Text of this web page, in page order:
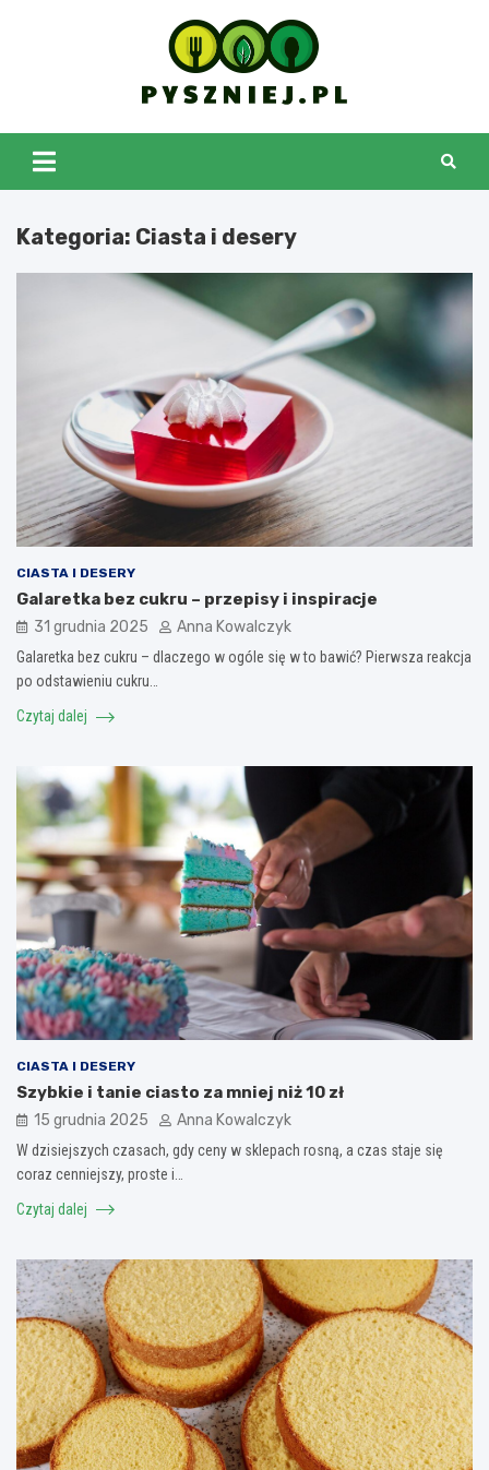
pyszniej.pl
Kategoria: Ciasta i desery
CIASTA I DESERY
Galaretka bez cukru – przepisy i inspiracje
31 grudnia 2025 Anna Kowalczyk
Galaretka bez cukru – dlaczego w ogóle się w to bawić? Pierwsza reakcja
po odstawieniu cukru…
Czytaj dalej
CIASTA I DESERY
Szybkie i tanie ciasto za mniej niż 10 zł
15 grudnia 2025 Anna Kowalczyk
W dzisiejszych czasach, gdy ceny w sklepach rosną, a czas staje się
coraz cenniejszy, proste i…
Czytaj dalej